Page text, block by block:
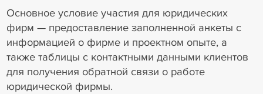
Основное условие участия для юридических
фирм — предоставление заполненной анкеты с
информацией о фирме и проектном опыте, а
также таблицы с контактными данными клиентов
для получения обратной связи о работе
юридической фирмы.